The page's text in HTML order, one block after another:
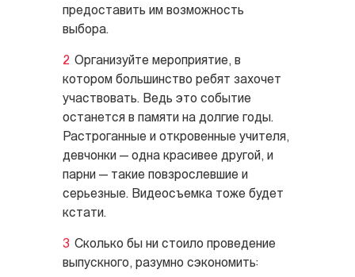
предоставить им возможность
выбора.
Организуйте мероприятие, в
котором большинство ребят захочет
участвовать. Ведь это событие
останется в памяти на долгие годы.
Растроганные и откровенные учителя,
девчонки — одна красивее другой, и
парни — такие повзрослевшие и
серьезные. Видеосъемка тоже будет
кстати.
Сколько бы ни стоило проведение
выпускного, разумно сэкономить: